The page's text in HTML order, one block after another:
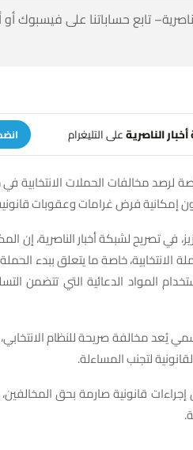
تابع حساباتنا على فيسبوك
الناصريةعلى التليغرام
لرصد مخالفات الحملات الانتخابية
إمكانية فرض غرامات وعقوبات
الانتخابية، خاصة ما يتعلق ببدء
المواد الدعائية التي تتضمن
يُعد مخالفة صريحة للنظام
لتجنب المساءلة.
قانونية صارمة بحق